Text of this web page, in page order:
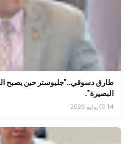
طارق دسوقي.."جليوستر حين يصبح
البصيرة".
14 يوليو 2026